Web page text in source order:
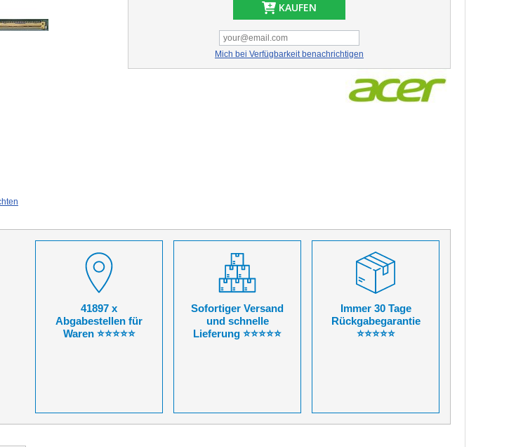
KAUFEN
Mich bei Verfügbarkeit benachrichtigen
41897 x
Abgabestellen für
Waren ⭐⭐⭐⭐⭐
Sofortiger Versand
und schnelle
Lieferung ⭐⭐⭐⭐⭐
Immer 30 Tage
Rückgabegarantie
⭐⭐⭐⭐⭐